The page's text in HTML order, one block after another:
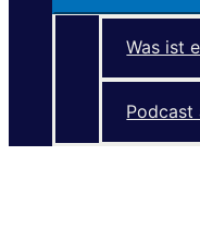
Was ist
Podcast